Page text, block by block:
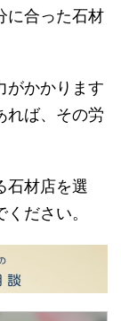
に合った石材
がかかります
れば、その労
石材店を選
ださい。